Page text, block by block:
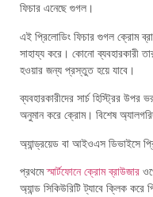
ফিচার এনেছে গুগল।
এই প্রিলোডিং ফিচার গুগল ক্রোম
সাহায্য করে। কোনো ব্যবহারকারী
হওয়ার জন্য প্রস্তুত হয়ে যাবে।
ব্যবহারকারীদের সার্চ হিস্ট্রির
অনুমান করে ক্রোম। বিশেষ
অ্যান্ড্রয়েড বা আইওএস ডিভাইসে
প্রথমেস্মার্টফোনে ক্রোম ব্রাউজার
অ্যান্ড সিকিউরিটি ট্যাবে ক্লিক